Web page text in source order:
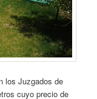
los Juzgados de
cuyo precio de